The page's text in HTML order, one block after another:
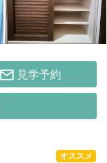
見学予約
オススメ